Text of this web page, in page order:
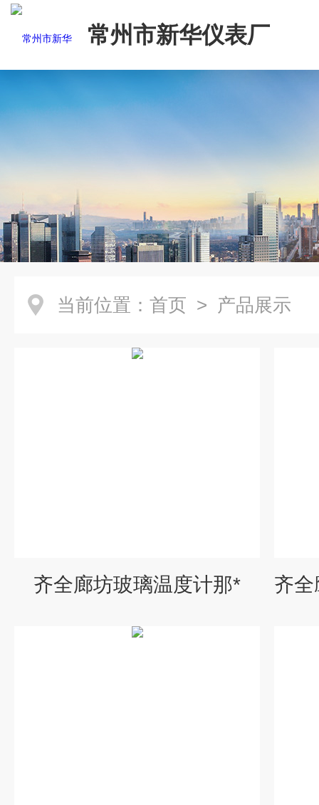
常州市新华仪表厂
当前位置： 首页 > 产品展示
齐全廊坊玻璃温度计那*